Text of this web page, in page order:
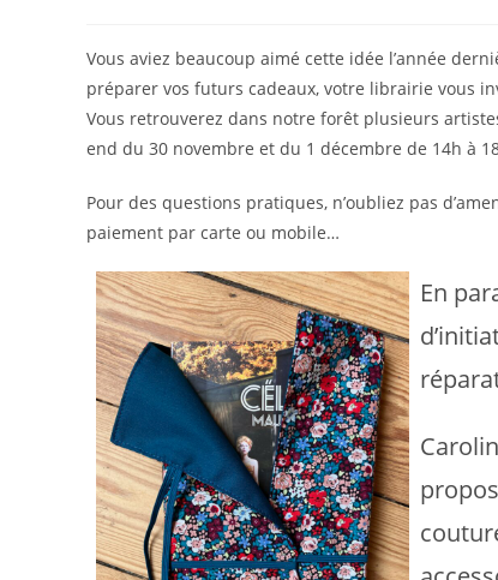
Vous aviez beaucoup aimé cette idée l’année
préparer vos futurs cadeaux, votre librairie vous
Vous retrouverez dans notre forêt plusieurs
end du 30 novembre et du 1 décembre de 14h à
Pour des questions pratiques, n’oubliez pas
paiement par carte ou mobile…
En